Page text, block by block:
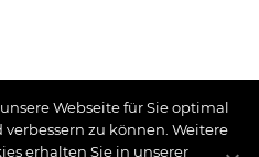
Webseite für Sie optimal
zu können. Weitere
erhalten Sie in unserer